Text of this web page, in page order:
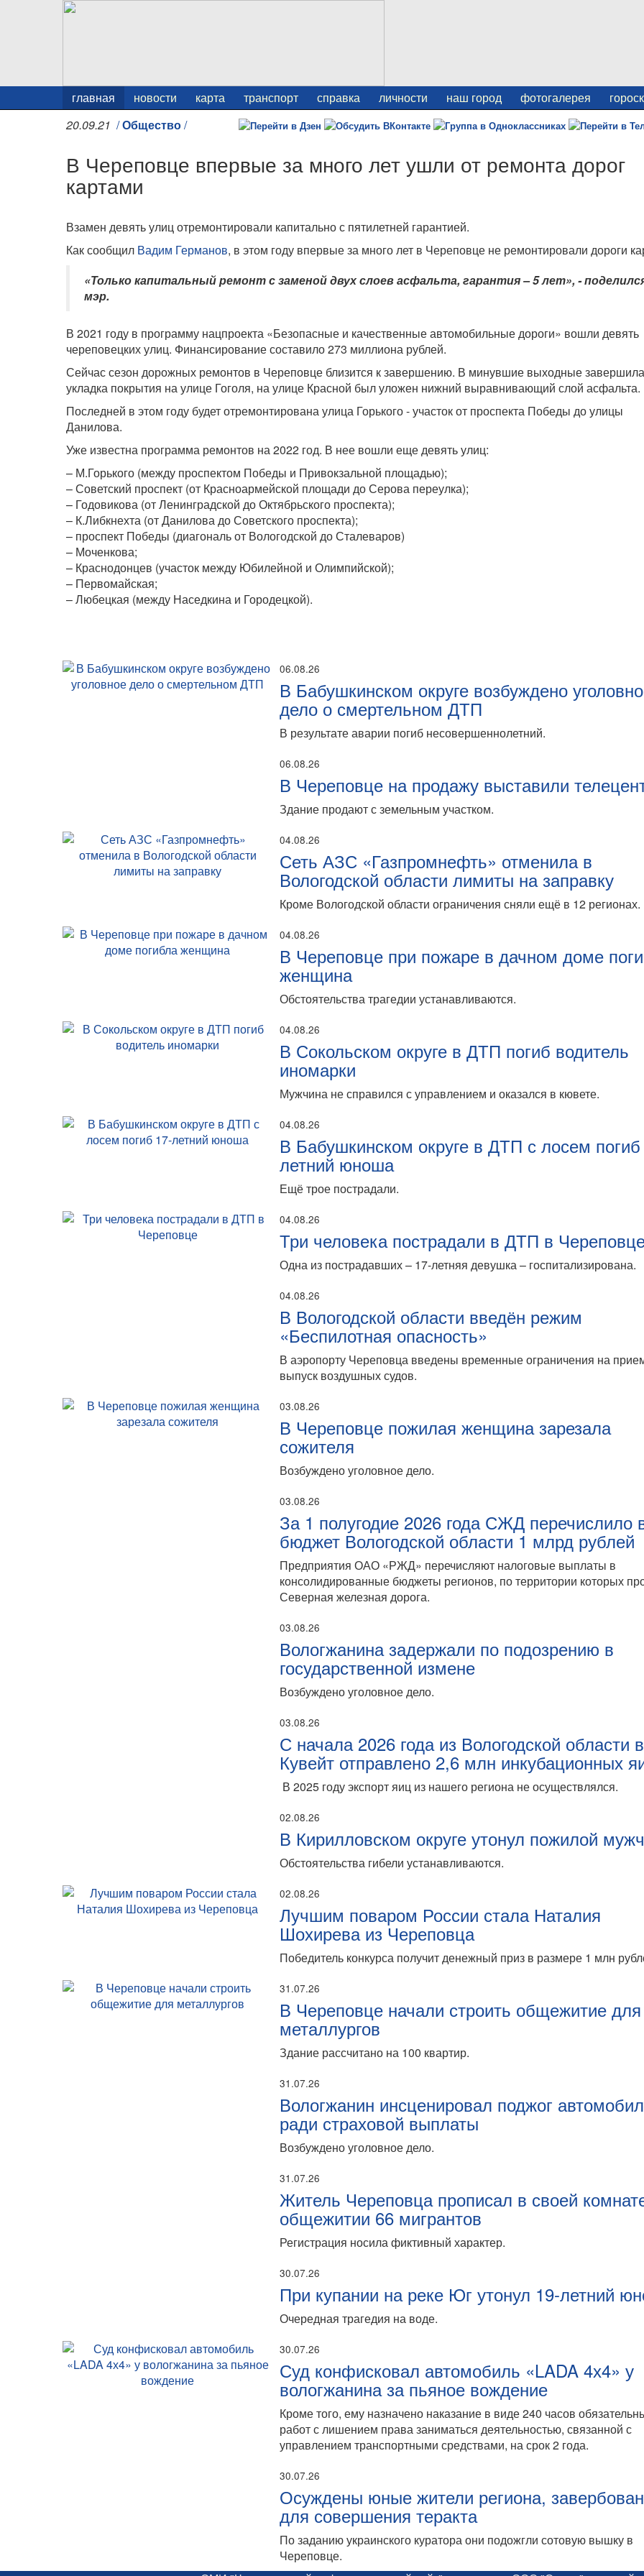
главная новости карта транспорт справка личности наш город фотогалерея
20.09.21 /Общество/
В Череповце впервые за много лет ушли от ремонта дорог
картами
Взамен девять улиц отремонтировали капитально с пятилетней гарантией.
Как сообщил Вадим Германов, в этом году впервые за много лет в Череповце не ремонтировали дороги
«Только капитальный ремонт с заменой двух слоев асфальта, гарантия – 5 лет», -
мэр.
В 2021 году в программу нацпроекта «Безопасные и качественные автомобильные дороги» вошли девять
череповецких улиц. Финансирование составило 273 миллиона рублей.
Сейчас сезон дорожных ремонтов в Череповце близится к завершению. В минувшие выходные
укладка покрытия на улице Гоголя, на улице Красной был уложен нижний выравнивающий слой асфальта.
Последней в этом году будет отремонтирована улица Горького - участок от проспекта Победы до улицы
Данилова.
Уже известна программа ремонтов на 2022 год. В нее вошли еще девять улиц:
– М.Горького (между проспектом Победы и Привокзальной площадью);
– Советский проспект (от Красноармейской площади до Серова переулка);
– Годовикова (от Ленинградской до Октябрьского проспекта);
– К.Либкнехта (от Данилова до Советского проспекта);
– проспект Победы (диагональ от Вологодской до Сталеваров)
– Моченкова;
– Краснодонцев (участок между Юбилейной и Олимпийской);
– Первомайская;
– Любецкая (между Наседкина и Городецкой).
06.08.26
В Бабушкинском округе возбуждено
дело о смертельном ДТП
В результате аварии погиб несовершеннолетний.
06.08.26
В Череповце на продажу выставили
Здание продают с земельным участком.
04.08.26
Сеть АЗС «Газпромнефть» отменила в
Вологодской области лимиты на заправку
Кроме Вологодской области ограничения сняли ещё в 12 регионах.
04.08.26
В Череповце при пожаре в дачном доме
женщина
Обстоятельства трагедии устанавливаются.
04.08.26
В Сокольском округе в ДТП погиб водитель
иномарки
Мужчина не справился с управлением и оказался в кювете.
04.08.26
В Бабушкинском округе в ДТП с лосем
летний юноша
Ещё трое пострадали.
04.08.26
Три человека пострадали в ДТП в
Одна из пострадавших – 17-летняя девушка – госпитализирована.
04.08.26
В Вологодской области введён режим
«Беспилотная опасность»
В аэропорту Череповца введены временные ограничения на
выпуск воздушных судов.
03.08.26
В Череповце пожилая женщина зарезала
сожителя
Возбуждено уголовное дело.
03.08.26
За 1 полугодие 2026 года СЖД перечислило
бюджет Вологодской области 1 млрд рублей
Предприятия ОАО «РЖД» перечисляют налоговые выплаты в
консолидированные бюджеты регионов, по территории которых
Северная железная дорога.
03.08.26
Вологжанина задержали по подозрению в
государственной измене
Возбуждено уголовное дело.
03.08.26
С начала 2026 года из Вологодской области в
Кувейт отправлено 2,6 млн инкубационных
В 2025 году экспорт яиц из нашего региона не осуществлялся.
02.08.26
В Кирилловском округе утонул пожилой
Обстоятельства гибели устанавливаются.
02.08.26
Лучшим поваром России стала Наталия
Шохирева из Череповца
Победитель конкурса получит денежный приз в размере 1 млн
31.07.26
В Череповце начали строить общежитие для
металлургов
Здание рассчитано на 100 квартир.
31.07.26
Вологжанин инсценировал поджог
ради страховой выплаты
Возбуждено уголовное дело.
31.07.26
Житель Череповца прописал в своей
общежитии 66 мигрантов
Регистрация носила фиктивный характер.
30.07.26
При купании на реке Юг утонул 19-летний
Очередная трагедия на воде.
30.07.26
Суд конфисковал автомобиль «LADA 4х4» у
вологжанина за пьяное вождение
Кроме того, ему назначено наказание в виде 240 часов
работ с лишением права заниматься деятельностью, связанной с
управлением транспортными средствами, на срок 2 года.
30.07.26
Осуждены юные жители региона,
для совершения теракта
По заданию украинского куратора они подожгли сотовую вышку в
Череповце.